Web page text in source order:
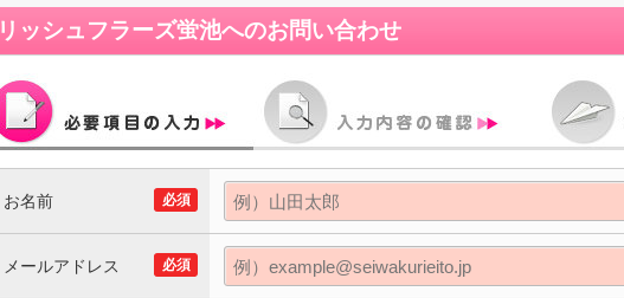
リッシュフラーズ蛍池へのお問い合わせ
必須
お名前
必須
メールアドレス